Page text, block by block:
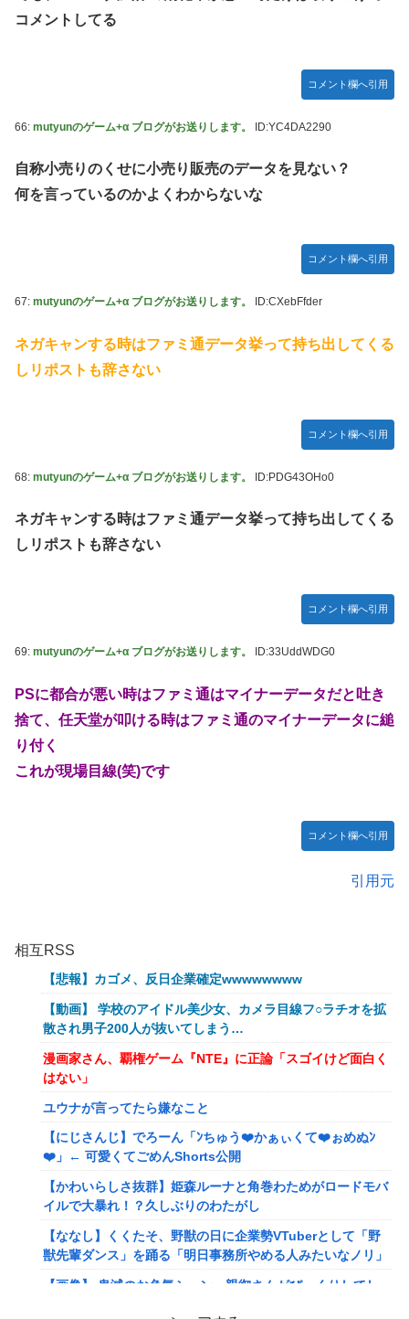
コメントしてる
コメント欄へ引用
66: mutyunのゲーム+α ブログがお送りします。 ID:YC4DA2290
自称小売りのくせに小売り販売のデータを見ない？
何を言っているのかよくわからないな
コメント欄へ引用
67: mutyunのゲーム+α ブログがお送りします。 ID:CXebFfder
ネガキャンする時はファミ通データ挙って持ち出してくる
しリポストも辞さない
コメント欄へ引用
68: mutyunのゲーム+α ブログがお送りします。 ID:PDG43OHo0
ネガキャンする時はファミ通データ挙って持ち出してくる
しリポストも辞さない
コメント欄へ引用
69: mutyunのゲーム+α ブログがお送りします。 ID:33UddWDG0
PSに都合が悪い時はファミ通はマイナーデータだと吐き
捨て、任天堂が叩ける時はファミ通のマイナーデータに縋
り付く
これが現場目線(笑)です
コメント欄へ引用
引用元
相互RSS
【悲報】カゴメ、反日企業確定wwwwwwww
【動画】 学校のアイドル美少女、カメラ目線フ○ラチオを拡
散され男子200人が抜いてしまう…
漫画家さん、覇権ゲーム『NTE』に正論「スゴイけど面白く
はない」
ユウナが言ってたら嫌なこと
【にじさんじ】でろーん「ﾝちゅう❤️かぁぃくて❤️ぉめぬﾝ
❤️」← 可愛くてごめんShorts公開
【かわいらしさ抜群】姫森ルーナと角巻わためがロードモバ
イルで大暴れ！？久しぶりのわたがし
【ななし】くくたそ、野獣の日に企業勢VTuberとして「野
獣先輩ダンス」を踊る「明日事務所やめる人みたいなノリ」
【画像】 鬼滅のお色気シーン、親御さんがびっくりしてし